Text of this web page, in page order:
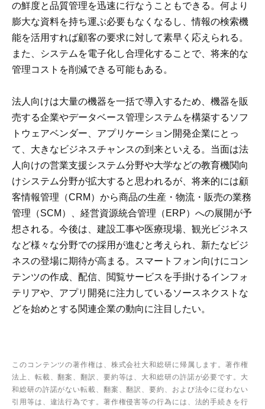
の鮮度と品質管理を迅速に行なうこともできる。何より
膨大な資料を持ち運ぶ必要もなくなるし、情報の検索機
能を活用すれば顧客の要求に対して素早く応えられる。
また、システムを電子化し合理化することで、将来的な
管理コストを削減できる可能もある。
法人向けは大量の機器を一括で導入するため、機器を販
売する企業やデータベース管理システムを構築するソフ
トウェアベンダー、アプリケーション開発企業にとっ
て、大きなビジネスチャンスの到来といえる。当面は法
人向けの営業支援システム分野や大学などの教育機関向
けシステム分野が拡大すると思われるが、将来的には顧
客情報管理（CRM）から商品の生産・物流・販売の業務
管理（SCM）、経営資源統合管理（ERP）への展開が予
想される。今後は、建設工事や医療現場、観光ビジネス
など様々な分野での採用が進むと考えられ、新たなビジ
ネスの登場に期待が高まる。スマートフォン向けにコン
テンツの作成、配信、閲覧サービスを手掛けるインフォ
テリアや、アプリ開発に注力しているソースネクストな
どを始めとする関連企業の動向に注目したい。
このコンテンツの著作権は、株式会社大和総研に帰属します。著作権
法上、転載、翻案、翻訳、要約等は、大和総研の許諾が必要です。大
和総研の許諾がない転載、翻案、翻訳、要約、および法令に従わない
引用等は、違法行為です。著作権侵害等の行為には、法的手続きを行